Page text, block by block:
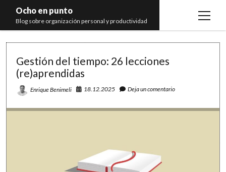
Ocho en punto
Blog sobre organización personal y productividad
open
Libros
Recomendaciones
Ocho
en
punto
Gestión del tiempo: 26 lecciones
(re)aprendidas
Enrique Benimeli 18.12.2025 Deja un comentario